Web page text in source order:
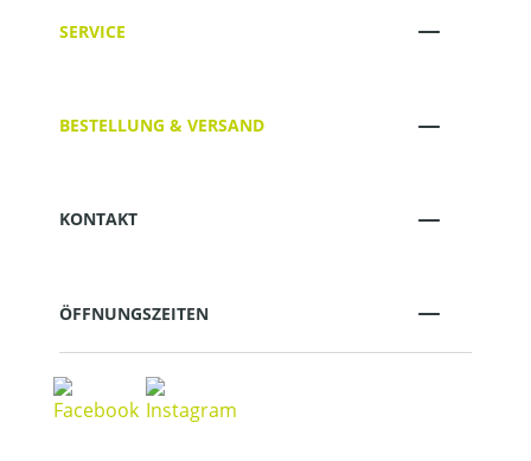
SERVICE
BESTELLUNG & VERSAND
KONTAKT
ÖFFNUNGSZEITEN